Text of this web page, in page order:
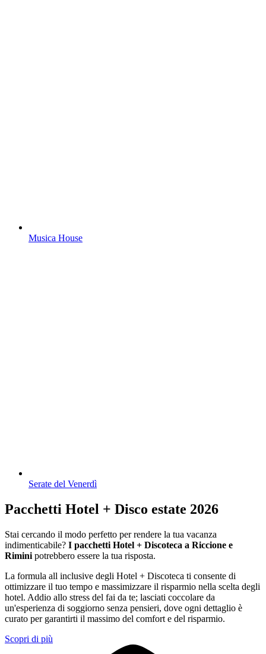
Musica House
Serate del Venerdì
Pacchetti Hotel + Disco estate 2026
Stai cercando il modo perfetto per rendere la tua vacanza
indimenticabile? I pacchetti Hotel + Discoteca a Riccione e
Rimini potrebbero essere la tua risposta.
La formula all inclusive degli Hotel + Discoteca ti consente di
ottimizzare il tuo tempo e massimizzare il risparmio nella scelta degli
hotel. Addio allo stress del fai da te; lasciati coccolare da
un'esperienza di soggiorno senza pensieri, dove ogni dettaglio è
curato per garantirti il massimo del comfort e del risparmio.
Scopri di più